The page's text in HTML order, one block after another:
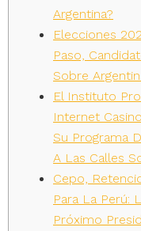
Argentina?
Elecciones
Paso,
Sobre
El Instituto
Internet
Su Programa
A Las Calles
Cepo,
Para La Perú:
Próximo